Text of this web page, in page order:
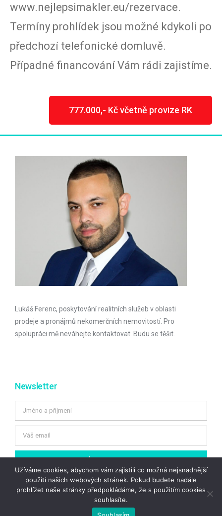
www.nejlepsimakler.eu/rezervace.
Termíny prohlídek jsou možné kdykoli po
předchozí telefonické domluvě.
Případné financování Vám rádi zajistíme.
777.000,- Kč včetně provize RK
Lukáš Ferenc, poskytování realitních služeb v oblasti
prodeje a pronájmů nekomerčních nemovitostí. Pro
spolupráci mě neváhejte kontaktovat. Budu se těšit.
Newsletter
© 2018 VŠECHNA PRÁVA VYHRAZENA. BEZ SOUHLASU NENÍ
POVOLENO JAKKOLIV KOPÍROVAT A ŠÍRIT OBSAH TOHOTO WEBU.
Užíváme cookies, abychom vám zajistili co možná nejsnadnější
použití našich webových stránek. Pokud budete nadále
prohlížet naše stránky předpokládáme, že s použitím cookies
souhlasíte.